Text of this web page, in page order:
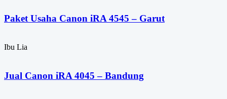
Paket Usaha Canon iRA 4545 – Garut
Ibu Lia
Jual Canon iRA 4045 – Bandung